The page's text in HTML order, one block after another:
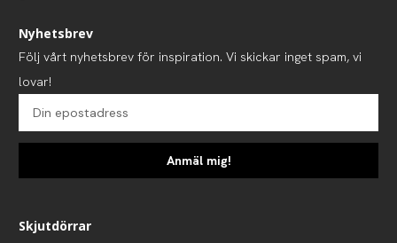
Nyhetsbrev
Följ vårt nyhetsbrev för inspiration. Vi skickar inget spam, vi
lovar!
Anmäl mig!
Skjutdörrar